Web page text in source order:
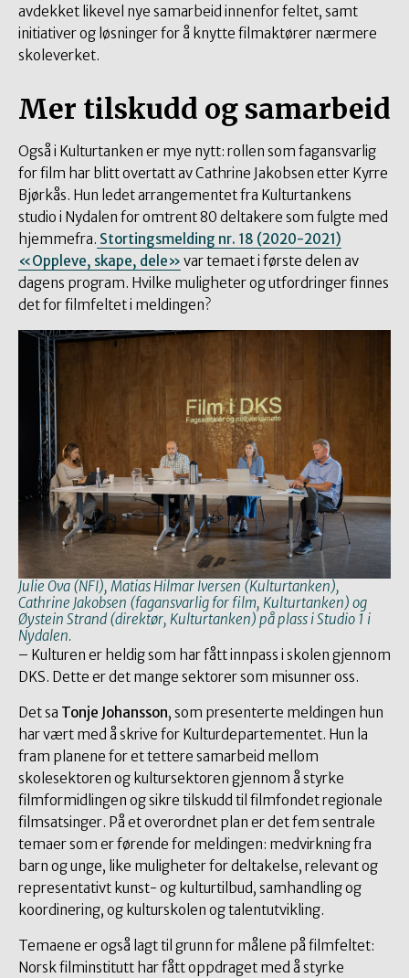
avdekket likevel nye samarbeid innenfor feltet, samt
initiativer og løsninger for å knytte filmaktører nærmere
skoleverket.
Mer tilskudd og samarbeid
Også i Kulturtanken er mye nytt: rollen som fagansvarlig
for film har blitt overtatt av Cathrine Jakobsen etter Kyrre
Bjørkås. Hun ledet arrangementet fra Kulturtankens
studio i Nydalen for omtrent 80 deltakere som fulgte med
hjemmefra. Stortingsmelding nr. 18 (2020-2021)
«Oppleve, skape, dele» var temaet i første delen av
dagens program. Hvilke muligheter og utfordringer finnes
det for filmfeltet i meldingen?
Julie Ova (NFI), Matias Hilmar Iversen (Kulturtanken),
Cathrine Jakobsen (fagansvarlig for film, Kulturtanken) og
Øystein Strand (direktør, Kulturtanken) på plass i Studio 1 i
Nydalen.
– Kulturen er heldig som har fått innpass i skolen gjennom
DKS. Dette er det mange sektorer som misunner oss.
Det sa Tonje Johansson, som presenterte meldingen hun
har vært med å skrive for Kulturdepartementet. Hun la
fram planene for et tettere samarbeid mellom
skolesektoren og kultursektoren gjennom å styrke
filmformidlingen og sikre tilskudd til filmfondet regionale
filmsatsinger. På et overordnet plan er det fem sentrale
temaer som er førende for meldingen: medvirkning fra
barn og unge, like muligheter for deltakelse, relevant og
representativt kunst- og kulturtilbud, samhandling og
koordinering, og kulturskolen og talentutvikling.
Temaene er også lagt til grunn for målene på filmfeltet:
Norsk filminstitutt har fått oppdraget med å styrke